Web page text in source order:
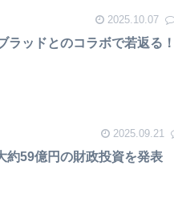
2025.10.07
ッドとのコラボで若返る！
2025.09.21
約59億円の財政投資を発表